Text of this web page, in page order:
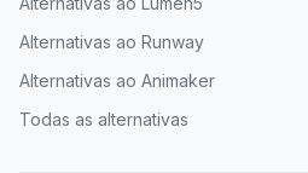
Alternativas ao Runway
Alternativas ao Animaker
Todas as alternativas